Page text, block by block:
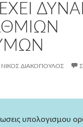
ΝΊΚΟΣ ΔΙΑΚΌΠΟΥΛΟΣ
υπολογισμου